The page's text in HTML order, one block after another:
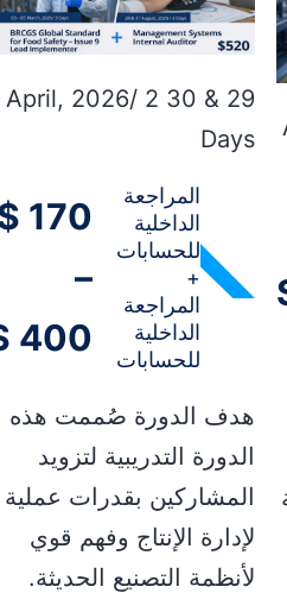
29 & 30 April, 2026/ 2
Days
المراجعة
الداخلية
للحسابات
+
المراجعة
الداخلية
للحسابات
$170
–
$400
هدف الدورة صُممت هذه
الدورة التدريبية لتزويد
المشاركين بقدرات عملية
لإدارة الإنتاج وفهم قوي
لأنظمة التصنيع الحديثة.